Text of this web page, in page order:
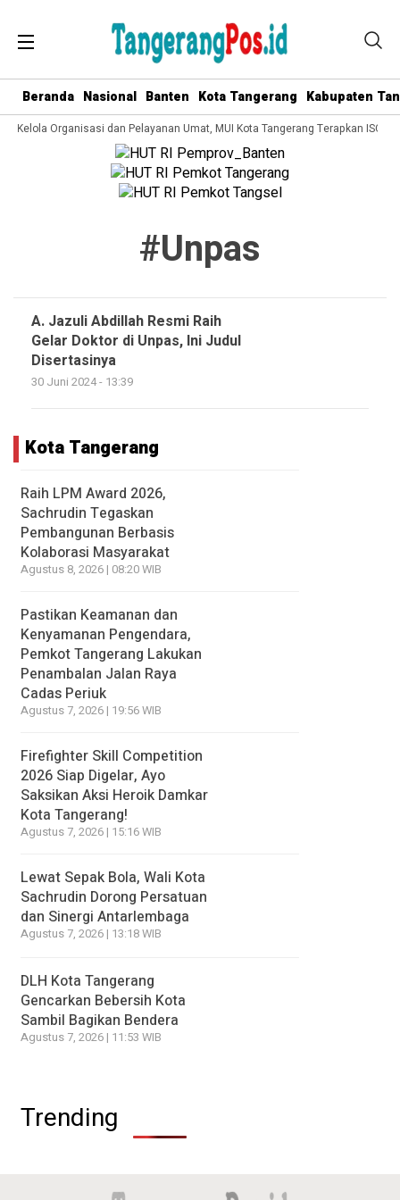
Beranda Nasional Banten Kota Tangerang Kabupaten
Kelola Organisasi dan Pelayanan Umat, MUI Kota Tangerang Terapkan ISO
#unpas
A. Jazuli Abdillah Resmi Raih
Gelar Doktor di Unpas, Ini Judul
Disertasinya
30 Juni 2024 - 13:39
Kota Tangerang
Raih LPM Award 2026,
Sachrudin Tegaskan
Pembangunan Berbasis
Kolaborasi Masyarakat
Agustus 8, 2026 | 08:20 WIB
Pastikan Keamanan dan
Kenyamanan Pengendara,
Pemkot Tangerang Lakukan
Penambalan Jalan Raya
Cadas Periuk
Agustus 7, 2026 | 19:56 WIB
Firefighter Skill Competition
2026 Siap Digelar, Ayo
Saksikan Aksi Heroik Damkar
Kota Tangerang!
Agustus 7, 2026 | 15:16 WIB
Lewat Sepak Bola, Wali Kota
Sachrudin Dorong Persatuan
dan Sinergi Antarlembaga
Agustus 7, 2026 | 13:18 WIB
DLH Kota Tangerang
Gencarkan Bebersih Kota
Sambil Bagikan Bendera
Agustus 7, 2026 | 11:53 WIB
Trending